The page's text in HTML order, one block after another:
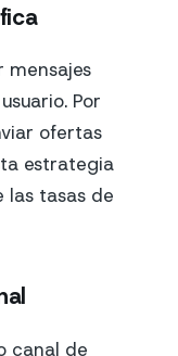
mensajes
Por
ofertas
estrategia
las tasas de
canal de